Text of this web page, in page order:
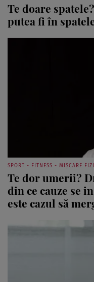
Te doare
putea fi în
SPORT - FITNESS - MIȘCARE
Te dor umerii?
din ce cauze se
este cazul să